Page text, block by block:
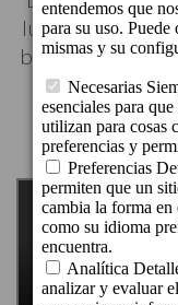
lugares con
bellas vistas al
gastronomía
para